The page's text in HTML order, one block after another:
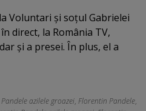
Voluntari şi soţul Gabrielei
direct, la România TV,
şi a presei. În plus, el a
azilele groazei, Florentin Pandele,